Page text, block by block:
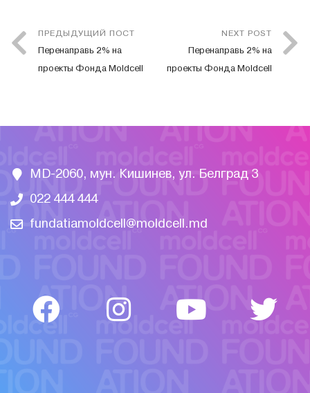
ПРЕДЫДУЩИЙ ПОСТ
Перенаправь 2% на
проекты Фонда Moldcell
NEXT POST
Перенаправь 2% на
проекты Фонда Moldcell
MD-2060, мун. Кишинев, ул. Белград 3
022 444 444
fundatiamoldcell@moldcell.md